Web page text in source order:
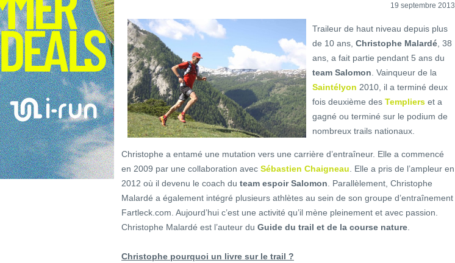
19 septembre 2013
Traileur de haut niveau depuis plus
de 10 ans, Christophe Malardé , 38
ans, a fait partie pendant 5 ans du
team Salomon . Vainqueur de la
Saintélyon 2010, il a terminé deux
fois deuxième des Templiers et a
gagné ou terminé sur le podium de
nombreux trails nationaux.
Christophe a entamé une mutation vers une carrière d’entraîneur. Elle a commencé
en 2009 par une collaboration avec Sébastien Chaigneau . Elle a pris de l’ampleur en
2012 où il devenu le coach du team espoir Salomon . Parallèlement, Christophe
Malardé a également intégré plusieurs athlètes au sein de son groupe d’entraînement
Fartleck.com. Aujourd’hui c’est une activité qu’il mène pleinement et avec passion.
Christophe Malardé est l’auteur du Guide du trail et de la course nature
Christophe pourquoi un livre sur le trail ?